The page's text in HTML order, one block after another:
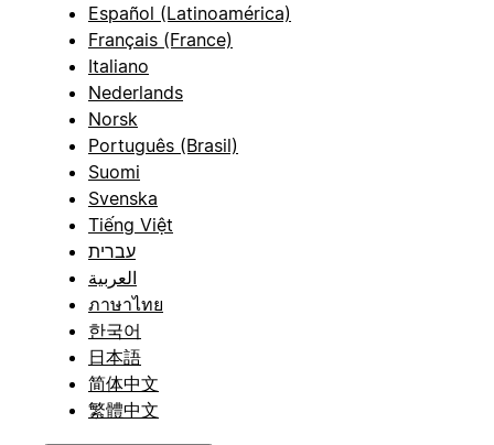
Español (Latinoamérica)
Français (France)
Italiano
Nederlands
Norsk
Português (Brasil)
Suomi
Svenska
Tiếng Việt
עברית
العربية
ภาษาไทย
한국어
日本語
简体中文
繁體中文